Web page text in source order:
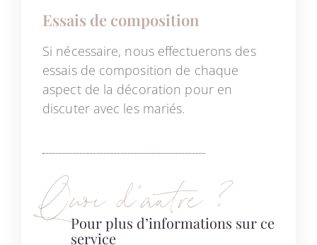
Essais de composition
Si nécessaire, nous effectuerons des
essais de composition de chaque
aspect de la décoration pour en
discuter avec les mariés.
Quoi d’autre ?
Pour plus d’informations sur ce
service